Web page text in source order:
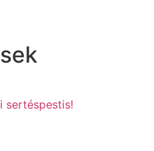
sertéspestis!